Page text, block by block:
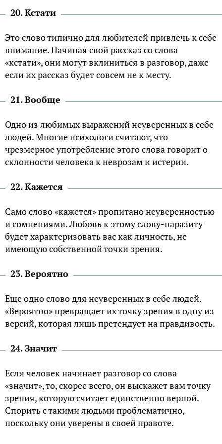
20. Кстати
Это слово типично для любителей привлечь к себе
внимание. Начиная свой рассказ со слова
«кстати», они могут вклиниться в разговор, даже
если их рассказ будет совсем не к месту.
21. Вообще
Одно из любимых выражений неуверенных в себе
людей. Многие психологи считают, что
чрезмерное употребление этого слова говорит о
склонности человека к неврозам и истерии.
22. Кажется
Само слово «кажется» пропитано неуверенностью
и сомнениями. Любовь к этому слову-паразиту
будет характеризовать вас как личность, не
имеющую собственной точки зрения.
23. Вероятно
Еще одно слово для неуверенных в себе людей.
«Вероятно» превращает их точку зрения в одну из
версий, которая лишь претендует на правдивость.
24. Значит
Если человек начинает разговор со слова
«значит», то, скорее всего, он выскажет вам точку
зрения, которую считает единственно верной.
Спорить с такими людьми проблематично,
поскольку они уверены в своей правоте.